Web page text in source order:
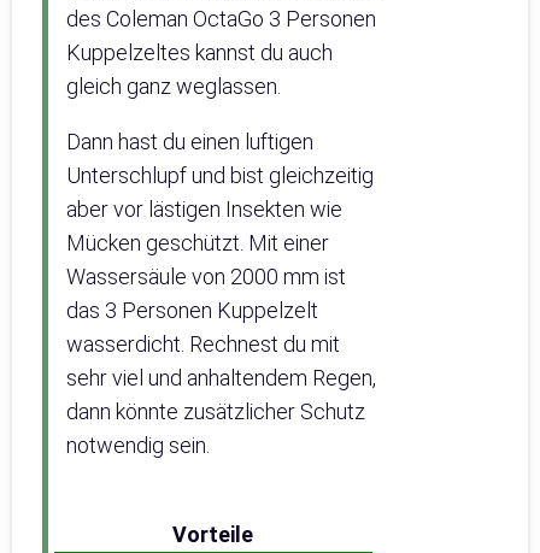
des Coleman OctaGo 3 Personen
Kuppelzeltes kannst du auch
gleich ganz weglassen.
Dann hast du einen luftigen
Unterschlupf und bist gleichzeitig
aber vor lästigen Insekten wie
Mücken geschützt. Mit einer
Wassersäule von 2000 mm ist
das 3 Personen Kuppelzelt
wasserdicht. Rechnest du mit
sehr viel und anhaltendem Regen,
dann könnte zusätzlicher Schutz
notwendig sein.
Vorteile